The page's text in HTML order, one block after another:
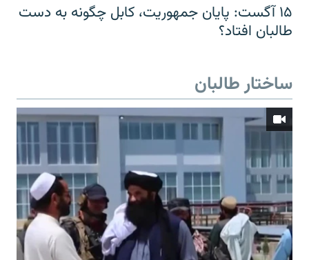
۱۵ آگست: پایان جمهوریت، کابل چگونه به دست
طالبان افتاد؟
ساختار طالبان